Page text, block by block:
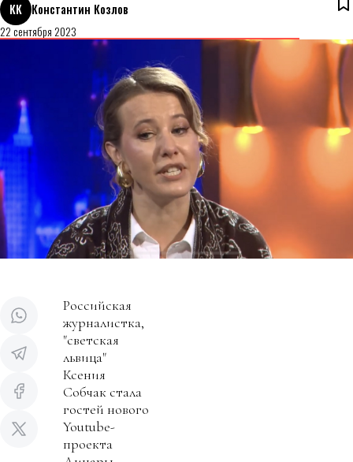
КК
Константин Козлов
22 сентября 2023
Российская
журналистка,
"светская
львица"
Ксения
Собчак стала
гостей нового
Youtube-
проекта